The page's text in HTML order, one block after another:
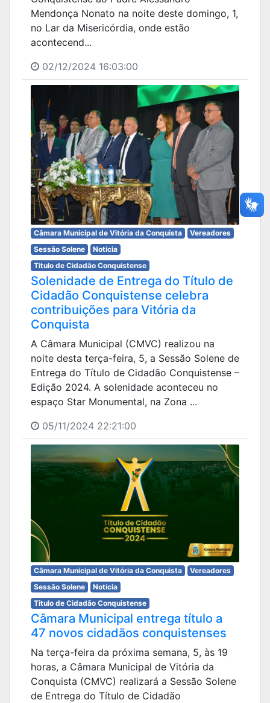
Mendonça Nonato na noite deste domingo, 1,
no Lar da Misericórdia, onde estão
acontecend...
02/12/2024 16:03:00
Câmara Municipal de Vitória da Conquista
Vereadores
Sessão Solene
Notícia
Titulo de Cidadão Conquistense
Solenidade de Entrega do Título de
Cidadão Conquistense celebra
contribuições para Vitória da
Conquista
A Câmara Municipal (CMVC) realizou na
noite desta terça-feira, 5, a Sessão Solene de
Entrega do Título de Cidadão Conquistense –
Edição 2024. A solenidade aconteceu no
espaço Star Monumental, na Zona ...
05/11/2024 22:21:00
Câmara Municipal de Vitória da Conquista
Vereadores
Sessão Solene
Notícia
Titulo de Cidadão Conquistense
Câmara Municipal entrega título a
47 novos cidadãos conquistenses
Na terça-feira da próxima semana, 5, às 19
horas, a Câmara Municipal de Vitória da
Conquista (CMVC) realizará a Sessão Solene
de Entrega do Título de Cidadão